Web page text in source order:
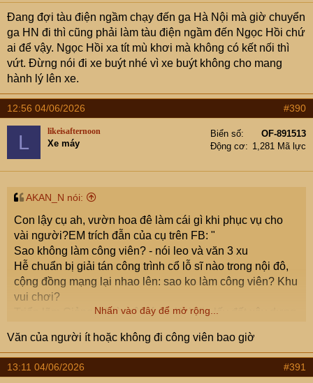
tinh hoa
"
s
:
Đang đợi tàu điện ngầm chạy đến ga Hà Nội mà giờ chuyển
ga HN đi thì cũng phải làm tàu điện ngầm đến Ngọc Hồi chứ
ai để vậy. Ngọc Hồi xa tít mù khơi mà không có kết nối thì
vứt. Đừng nói đi xe buýt nhé vì xe buýt không cho mang
hành lý lên xe.
12:56 04/06/2026 #390
L likeisafternoon
Xe máy
Biển số
OF-891513
Động cơ
1,281 Mã lực
AKAN_N nói:
Con lậy cụ ah, vườn hoa đê làm cái gì khi phục vụ cho
vài người?EM trích đẫn của cụ trên FB: "
Sao không làm công viên? - nói leo và văn 3 xu
Hễ chuẩn bị giải tán công trình cổ lỗ sĩ nào trong nội đô,
cộng đồng mạng lại nhao lên: sao ko làm công viên? Khu
vui chơi?
Triển lãm Giảng Võ là một ví dụ. Khi Vin lấy đất xây dựng
Nhưng Đào Hoa Đảo Chủ tin rằng, có cả vạn ông phản
đối đã từng kéo sang Triển lãm Quốc gia hình con rùa ở
Đông Anh.
Nhấn vào đây để mở rộng...
Văn của người ít hoặc không đi công viên bao giờ
13:11 04/06/2026 #391